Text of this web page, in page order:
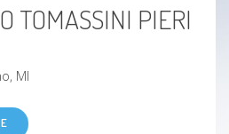
TOMASSINI PIERI
MI